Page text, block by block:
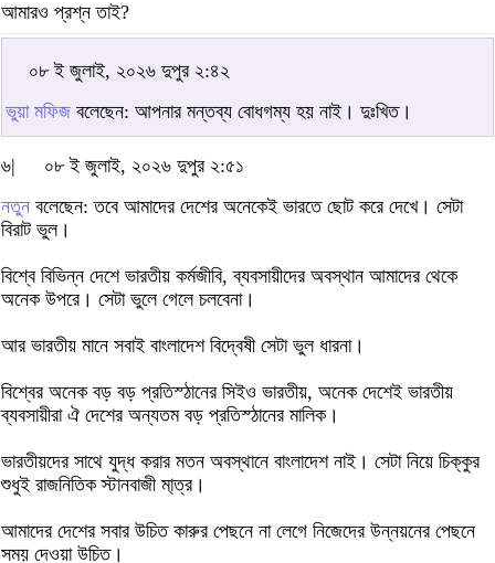
আমারও প্রশ্ন তাই?
০৮ ই জুলাই, ২০২৬ দুপুর ২:৪২
ভুয়া মফিজ বলেছেন: আপনার মন্তব্য বোধগম্য হয় নাই। দুঃখিত।
৬|
০৮ ই জুলাই, ২০২৬ দুপুর ২:৫১
নতুন বলেছেন: তবে আমাদের দেশের অনেকেই ভারতে ছোট করে দেখে। সেটা
বিরাট ভুল।
বিশ্বে বিভিন্ন দেশে ভারতীয় কর্মজীবি, ব্যবসায়ীদের অবস্থান আমাদের থেকে
অনেক উপরে। সেটা ভুলে গেলে চলবেনা।
আর ভারতীয় মানে সবাই বাংলাদেশ বিদ্বেষী সেটা ভুল ধারনা।
বিশ্বের অনেক বড় বড় প্রতিস্ঠানের সিইও ভারতীয়, অনেক দেশেই ভারতীয়
ব্যবসায়ীরা ঐ দেশের অন্যতম বড় প্রতিস্ঠানের মালিক।
ভারতীয়দের সাথে যুদ্ধ করার মতন অবস্থানে বাংলাদেশ নাই। সেটা নিয়ে চিক্কুর
শুধুই রাজনিতিক স্টানবাজী মা্ত্র।
আমাদের দেশের সবার উচিত কারুর পেছনে না লেগে নিজেদের উন্নয়নের পেছনে
সময় দেওয়া উচিত।